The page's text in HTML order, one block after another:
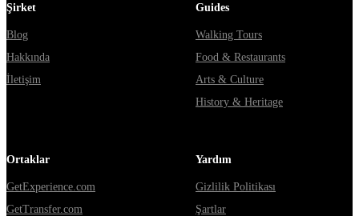
Şirket
Blog
Hakkında
İletişim
Guides
Walking Tours
Food & Restaurants
Arts & Culture
History & Heritage
Ortaklar
GetExperience.com
GetTransfer.com
Yardım
Gizlilik Politikası
Şartlar